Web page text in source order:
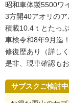
昭和車体製5500ワ
3方開40アオリのア
積載10.4ｔとたっ
車検令和8年9月迄
修復歴あり（詳し
是非、現車確認も
サブスクご検討